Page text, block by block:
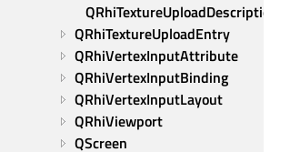
QRhiTextureUploadDescription
QRhiTextureUploadEntry
QRhiVertexInputAttribute
QRhiVertexInputBinding
QRhiVertexInputLayout
QRhiViewport
QScreen